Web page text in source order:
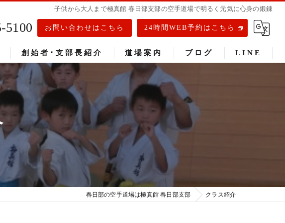
子供から大人まで極真館 春日部支部の空手道場で明るく元気に心身の鍛錬
5100 お問い合わせはこちら 24時間WEB予約はこちら
創始者･支部長紹介 道場案内
春日部道場
庄和道場
武里道場
ブログ LINE
春日部の空手道場は極真館 春日部支部 クラス紹介